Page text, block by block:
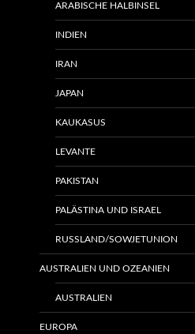
ARABISCHE HALBINSEL
INDIEN
IRAN
JAPAN
KAUKASUS
LEVANTE
PAKISTAN
PALÄSTINA UND ISRAEL
RUSSLAND/SOWJETUNION
AUSTRALIEN UND OZEANIEN
AUSTRALIEN
EUROPA